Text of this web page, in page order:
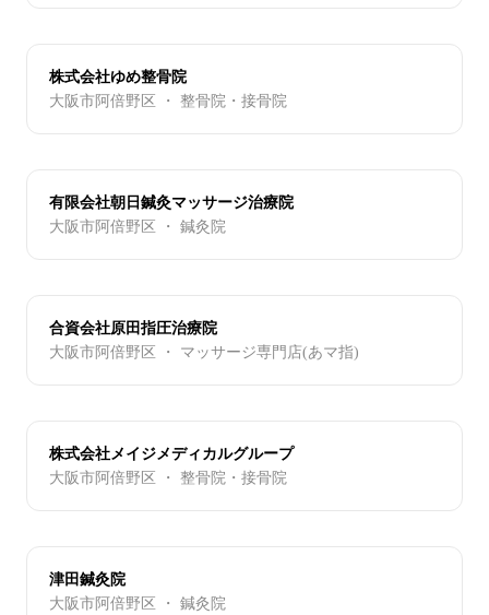
株式会社ゆめ整骨院
大阪市阿倍野区 ・ 整骨院・接骨院
有限会社朝日鍼灸マッサージ治療院
大阪市阿倍野区 ・ 鍼灸院
合資会社原田指圧治療院
大阪市阿倍野区 ・ マッサージ専門店(あマ指)
株式会社メイジメディカルグループ
大阪市阿倍野区 ・ 整骨院・接骨院
津田鍼灸院
大阪市阿倍野区 ・ 鍼灸院